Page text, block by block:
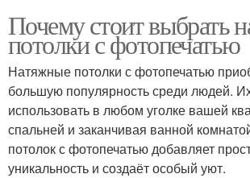
Почему стоит выбрать
потолки с фотопечатью
Натяжные потолки с фотопечатью
большую популярность среди людей.
использовать в любом уголке вашей
спальней и заканчивая ванной
потолок с фотопечатью добавляет
уникальность и создаёт особый уют.